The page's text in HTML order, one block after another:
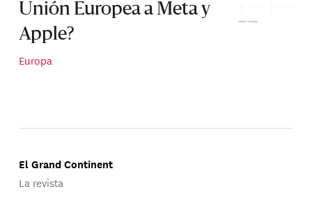
Unión Europea a Meta y
Apple?
Europa
El Grand Continent
La revista